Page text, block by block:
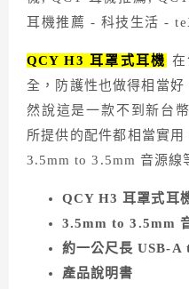
QCY H3 耳罩式耳機
全，防護性也做得相當
然說這是一款不到新台
所提供的配件都相當實
3.5mm to 3.5mm 音源線
QCY H3 耳罩式耳
3.5mm to 3.5mm
約一公尺長 USB-A
產品說明書